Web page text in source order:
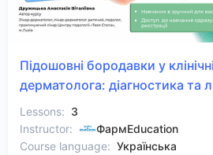
Підошовні бородавки у
дерматолога: діагностика та
Lessons: 3
Instructor:
ФармEducation
Course language: Українська